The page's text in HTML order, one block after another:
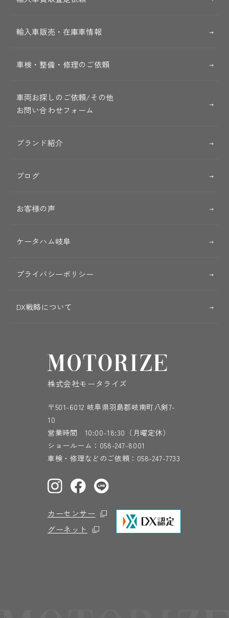
輸入車販売・在庫車情報
車検・整備・修理のご依頼
車両お探しのご依頼/その他
お問い合わせフォーム
ブランド紹介
ブログ
お客様の声
ケータハム岐阜
プライバシーポリシー
DX戦略について
株式会社モータライズ
〒501-6012 岐阜県羽島郡岐南町八剣7-
10
営業時間 10:00-18:30（月曜定休）
ショールーム： 058-247-8001
車検・修理などのご依頼： 058-247-7733
カーセンサー
グーネット